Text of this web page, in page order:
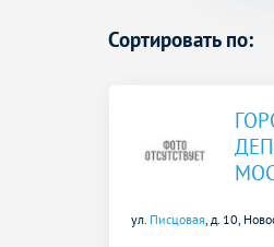
Сортировать по:
ул. Писцовая , д. 10,